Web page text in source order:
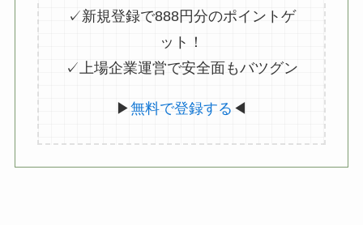
✓新規登録で888円分のポイントゲ
ット！
✓上場企業運営で安全面もバツグン
▶無料で登録する ◀